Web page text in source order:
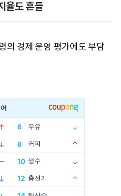
율도 흔들
의 경제 운영 평가에도 부담